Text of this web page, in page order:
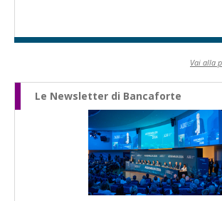
Vai alla
Le Newsletter di Bancaforte